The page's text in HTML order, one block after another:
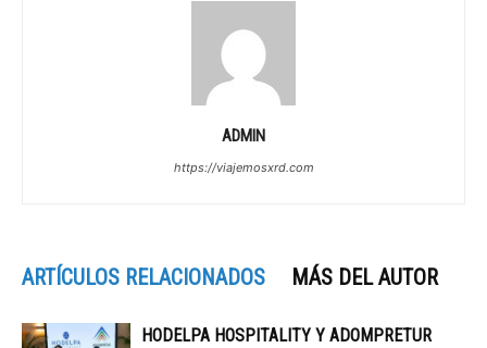
ADMIN
https://viajemosxrd.com
ARTÍCULOS RELACIONADOS MÁS DEL AUTOR
HODELPA HOSPITALITY Y ADOMPRETUR